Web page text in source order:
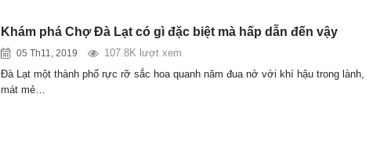
Khám phá Chợ Đà Lạt có gì đặc biệt mà hấp dẫn đến vậy
05 Th11, 2019
107.8K lượt xem
Đà Lạt một thành phố rực rỡ sắc hoa quanh năm đua nở với khí hậu trong lành,
mát mẻ…